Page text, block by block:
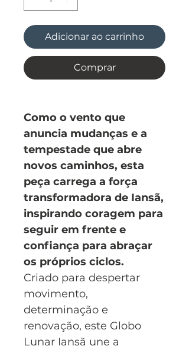
Adicionar ao carrinho
Comprar
Como o vento que
anuncia mudanças e a
tempestade que abre
novos caminhos, esta
peça carrega a força
transformadora de Iansã,
inspirando coragem para
seguir em frente e
confiança para abraçar
os próprios ciclos.
Criado para despertar
movimento,
determinação e
renovação, este Globo
Lunar Iansã une a